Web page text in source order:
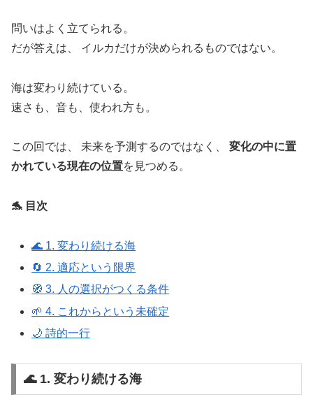
問いはよく立てられる。
だが答えは、 イルカだけが決められるものではない。
海は変わり続けている。
速さも、音も、使われ方も。
この回では、 未来を予測するのではなく、 変化の中に置
かれている現在の位置を見つめる。
🐬 目次
🌊 1. 変わり続ける海
🔄 2. 適応という限界
🧭 3. 人の選択がつくる条件
🌱 4. これからという未確定
🌙 詩的一行
🌊 1. 変わり続ける海